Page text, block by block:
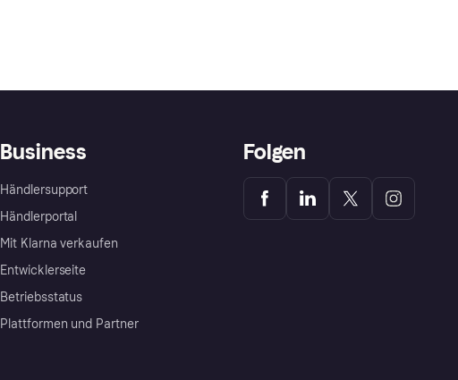
Business
Händlersupport
Händlerportal
Mit Klarna verkaufen
Entwicklerseite
Betriebsstatus
Plattformen und Partner
Folgen